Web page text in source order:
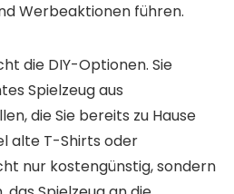
Werbeaktionen führen.
die DIY-Optionen. Sie
Spielzeug aus
die Sie bereits zu Hause
alte T-Shirts oder
nur kostengünstig, sondern